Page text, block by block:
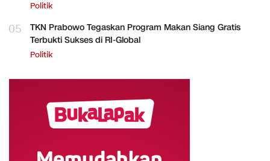
Politik
05
TKN Prabowo Tegaskan Program Makan Siang Gratis
Terbukti Sukses di RI-Global
Politik